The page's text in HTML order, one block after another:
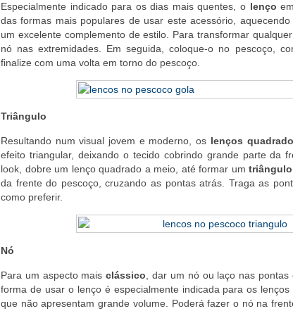
Especialmente indicado para os dias mais quentes, o lenço
das formas mais populares de usar este acessório,
um excelente complemento de estilo. Para transformar
nó nas extremidades. Em seguida, coloque-o no pescoço,
finalize com uma volta em torno do pescoço.
Triângulo
Resultando num visual jovem e moderno, os lenços
efeito triangular, deixando o tecido cobrindo grande parte da
look, dobre um lenço quadrado a meio, até formar umtriângulo
da frente do pescoço, cruzando as pontas atrás. Traga as
como preferir.
Nó
Para um aspecto maisclássico , dar um nó ou laço nas pontas
forma de usar o lenço é especialmente indicada para os
que não apresentam grande volume. Poderá fazer o nó na